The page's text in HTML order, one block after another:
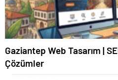
Gaziantep Web Tasarım |
Çözümler